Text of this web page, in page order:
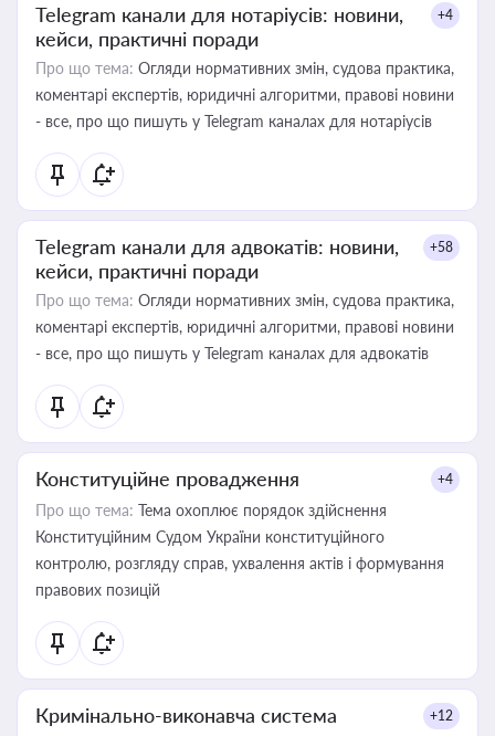
Telegram канали для нотаріусів: новини,
кейси, практичні поради
+4
Про що тема: Огляди нормативних змін, судова практика,
коментарі експертів, юридичні алгоритми, правові новини
- все, про що пишуть у Telegram каналах для нотаріусів
Telegram канали для адвокатів: новини,
кейси, практичні поради
+58
Про що тема: Огляди нормативних змін, судова практика,
коментарі експертів, юридичні алгоритми, правові новини
- все, про що пишуть у Telegram каналах для адвокатів
Конституційне провадження +4
Про що тема: Тема охоплює порядок здійснення
Конституційним Судом України конституційного
контролю, розгляду справ, ухвалення актів і формування
правових позицій
Кримінально-виконавча система +12